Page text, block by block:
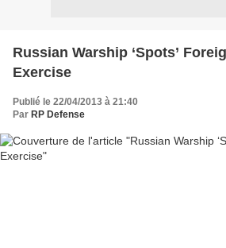
Russian Warship ‘Spots’
Exercise
Publié le 22/04/2013 à 21:40
Par RP Defense